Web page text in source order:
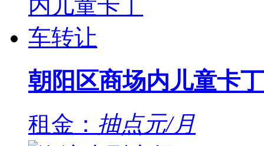
朝阳区商场内儿童卡
租金： 抽点元/月